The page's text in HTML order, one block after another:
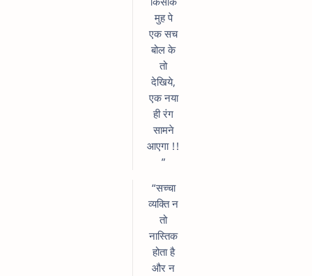
मुह पे
एक सच
बोल के
तो
देखिये,
एक नया
ही रंग
सामने
आएगा !!
”
“सच्चा
व्यक्ति न
तो
नास्तिक
होता है
और न